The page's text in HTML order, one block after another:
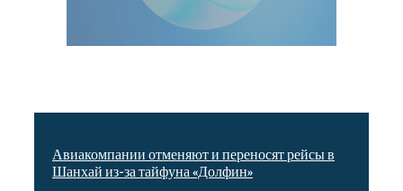
Авиакомпании отменяют и переносят рейсы в
Шанхай из-за тайфуна «Долфин»